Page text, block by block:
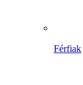
Férfiak